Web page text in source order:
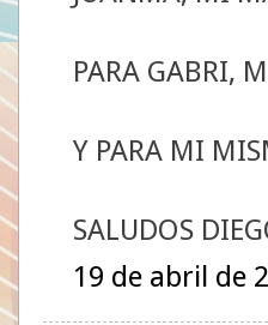
PARA GABRI,
Y PARA MI
SALUDOS
19 de abril de